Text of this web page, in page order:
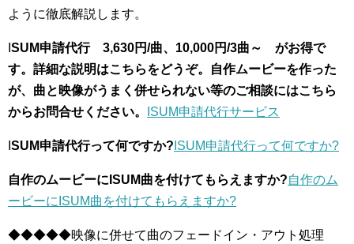
ように徹底解説します。
SUM申請代行 3,630円/曲、10,000円/3曲～ がお得で
す。詳細な説明はこちらをどうぞ。自作ムービーを作った
が、曲と映像がうまく併せられない等のご相談にはこちら
からお問合せください。
ISUM申請代行サービス
SUM申請代行って何ですか? ISUM申請代行って何ですか?
自作のムービーにISUM曲を付けてもらえますか?自作のム
ービーにISUM曲を付けてもらえますか?
◆◆◆◆◆映像に併せて曲のフェードイン・アウト処理